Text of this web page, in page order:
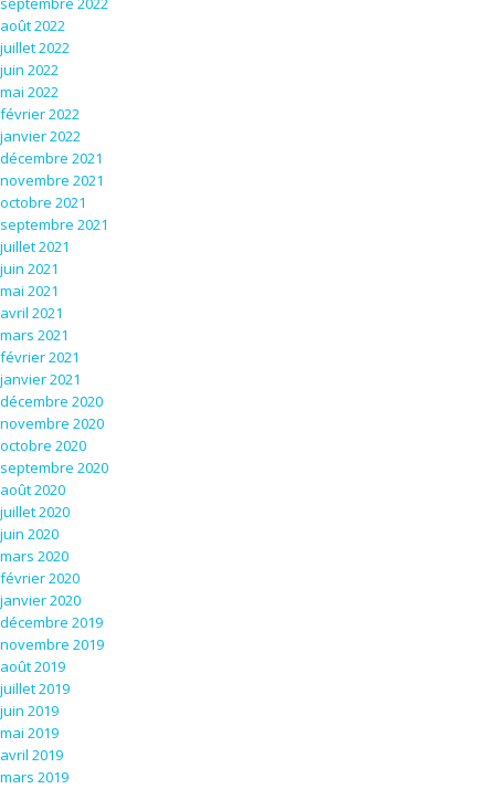
août 2022
juillet 2022
juin 2022
mai 2022
février 2022
janvier 2022
décembre 2021
novembre 2021
octobre 2021
septembre 2021
juillet 2021
juin 2021
mai 2021
avril 2021
mars 2021
février 2021
janvier 2021
décembre 2020
novembre 2020
octobre 2020
septembre 2020
août 2020
juillet 2020
juin 2020
mars 2020
février 2020
janvier 2020
décembre 2019
novembre 2019
août 2019
juillet 2019
juin 2019
mai 2019
avril 2019
mars 2019